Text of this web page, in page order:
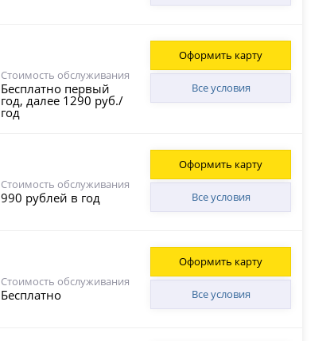
Стоимость обслуживания
Бесплатно первый
год, далее 1290 руб./
год
Все условия
Оформить карту
Стоимость обслуживания
990 рублей в год Все условия
Оформить карту
Стоимость обслуживания
Бесплатно Все условия
Оформить карту